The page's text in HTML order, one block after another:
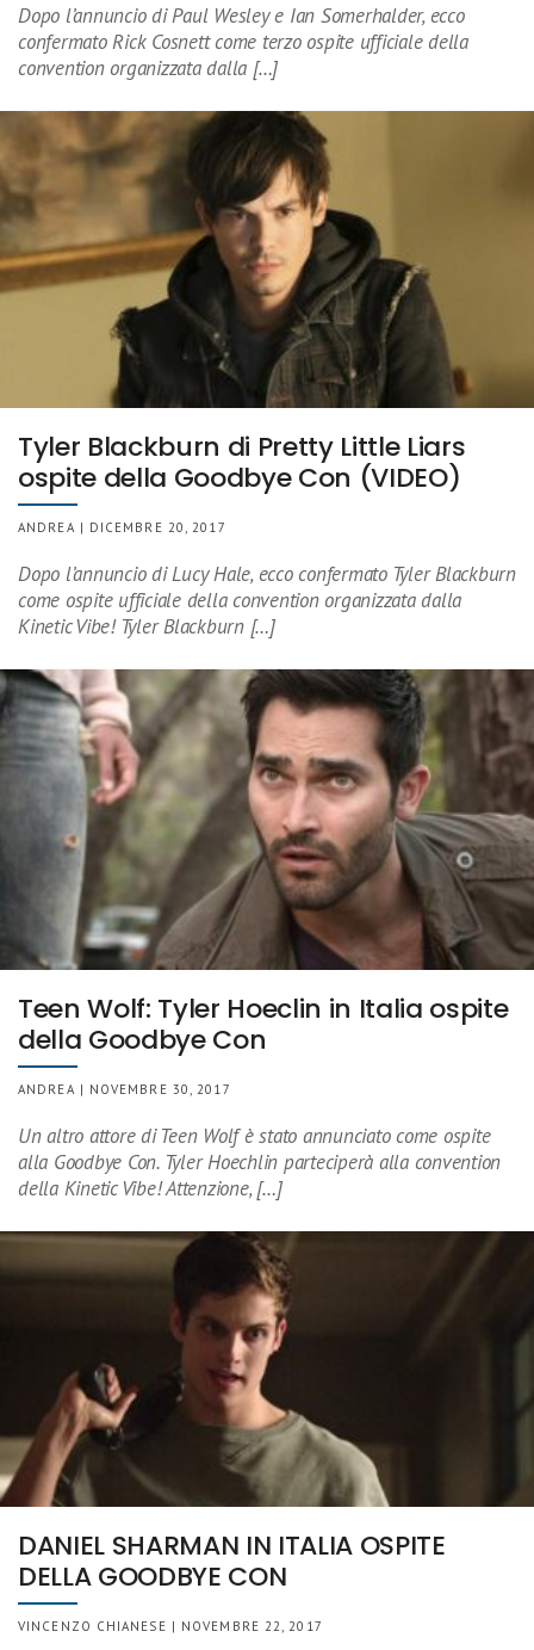
Dopo l’annuncio di Paul Wesley e Ian Somerhalder, ecco
confermato Rick Cosnett come terzo ospite ufficiale della
convention organizzata dalla […]
Tyler Blackburn di Pretty Little Liars
ospite della Goodbye Con (VIDEO)
ANDREA | DICEMBRE 20, 2017
Dopo l’annuncio di Lucy Hale, ecco confermato Tyler Blackburn
come ospite ufficiale della convention organizzata dalla
Kinetic Vibe! Tyler Blackburn […]
Teen Wolf: Tyler Hoeclin in Italia ospite
della Goodbye Con
ANDREA | NOVEMBRE 30, 2017
Un altro attore di Teen Wolf è stato annunciato come ospite
alla Goodbye Con. Tyler Hoechlin parteciperà alla convention
della Kinetic Vibe! Attenzione, […]
DANIEL SHARMAN IN ITALIA OSPITE
DELLA GOODBYE CON
VINCENZO CHIANESE | NOVEMBRE 22, 2017